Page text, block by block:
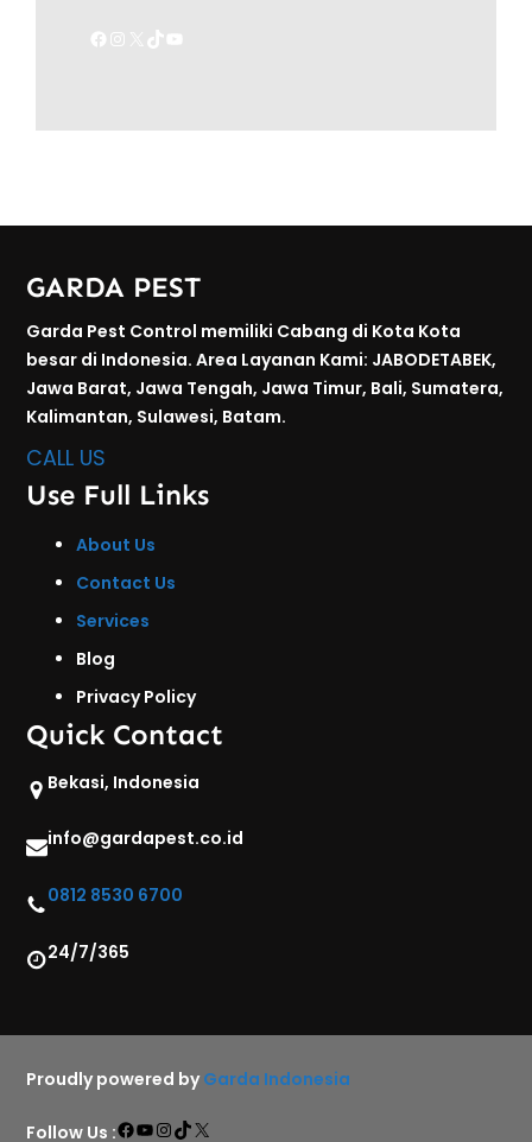
Facebook Instagram TikTok YouTube
GARDA PEST
Garda Pest Control memiliki Cabang di Kota Kota
besar di Indonesia. Area Layanan Kami: JABODETABEK,
Jawa Barat, Jawa Tengah, Jawa Timur, Bali, Sumatera,
Kalimantan, Sulawesi, Batam.
CALL US
Use Full Links
About Us
Contact Us
Services
Blog
Privacy Policy
Quick Contact
Bekasi, Indonesia
info@gardapest.co.id
0812 8530 6700
24/7/365
Proudly powered byGarda Indonesia
Follow Us :Facebook
YouTube
Instagram
TikTok
X